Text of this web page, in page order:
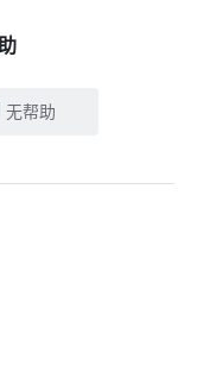
无帮助